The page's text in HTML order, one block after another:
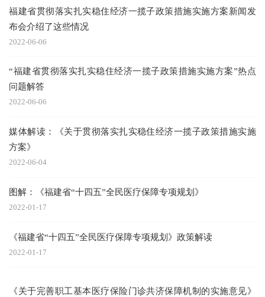
福建省贯彻落实扎实稳住经济一揽子政策措施实施方案新闻发
布会介绍了这些情况
2022-06-06
“福建省贯彻落实扎实稳住经济一揽子政策措施实施方案”热点
问题解答
2022-06-06
媒体解读：《关于贯彻落实扎实稳住经济一揽子政策措施实施
方案》
2022-06-04
图解：《福建省“十四五”全民医疗保障专项规划》
2022-01-17
《福建省“十四五”全民医疗保障专项规划》政策解读
2022-01-17
《关于完善职工基本医疗保险门诊共济保障机制的实施意见》